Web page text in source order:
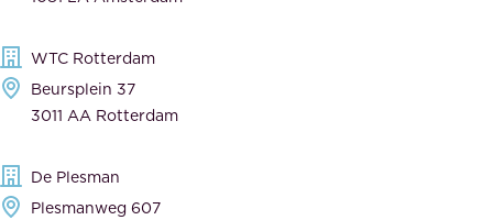
t
o
g
e
e
r
c
i
WTC Rotterdam
Beursplein 37
3011 AA Rotterdam
De Plesman
Plesmanweg 607